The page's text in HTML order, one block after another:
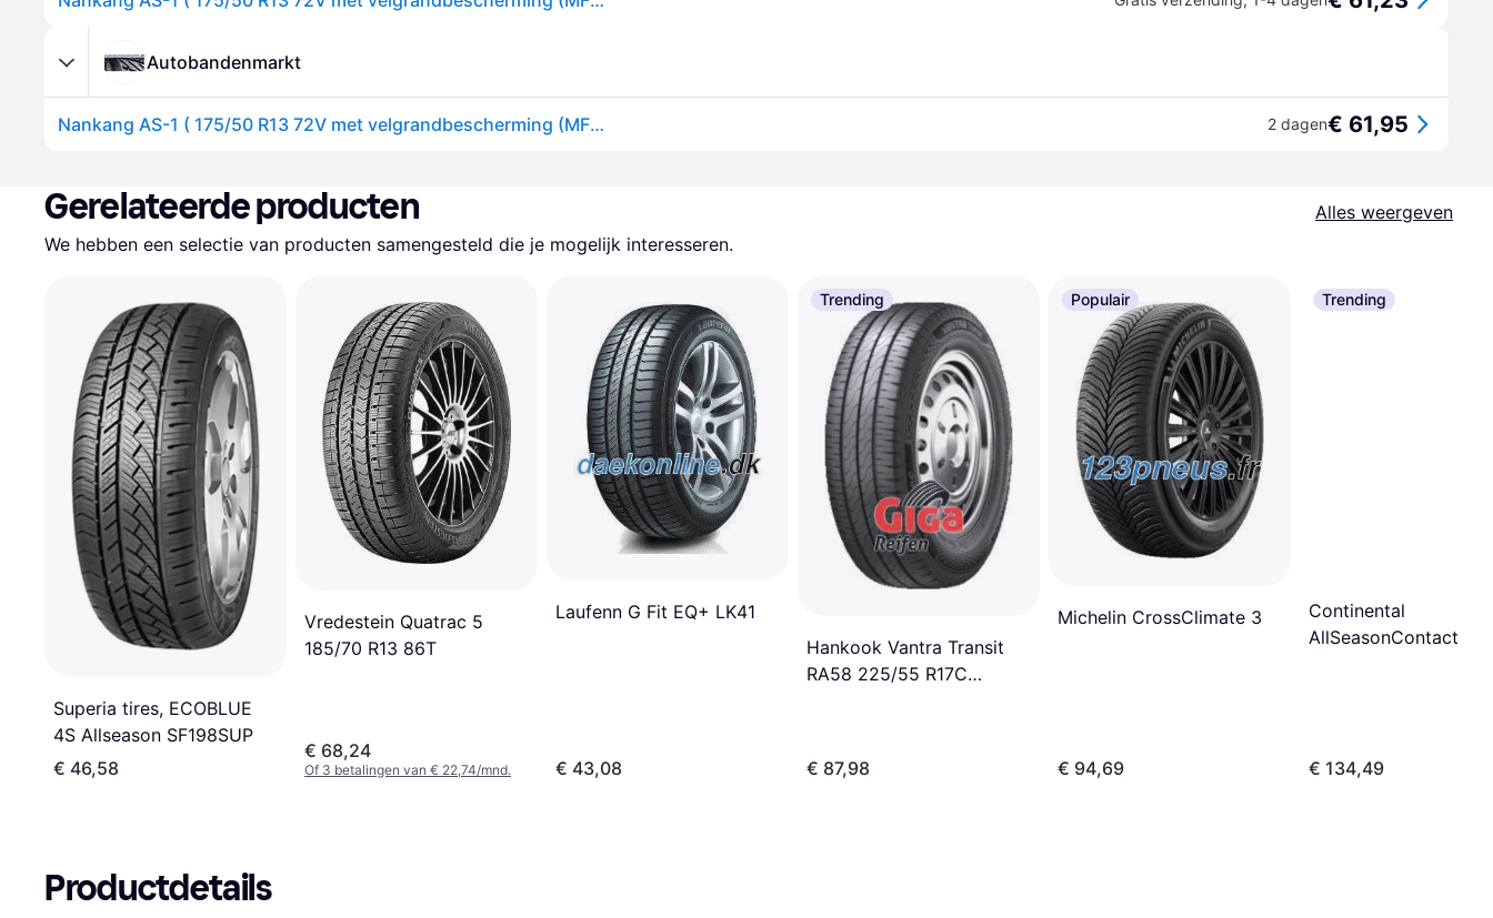
Autobandenmarkt
Nankang AS-1 ( 175/50 R13 72V met velgrandbescherming (MFS) ) 2 dagen€ 61,95
Gerelateerde producten
Alles weergeven
We hebben een selectie van producten samengesteld die je mogelijk interesseren.
Superia tires, ECOBLUE
4S Allseason SF198SUP
€ 46,58
Vredestein Quatrac 5
185/70 R13 86T
€ 68,24
Of 3 betalingen van € 22,74/mnd.
Laufenn G Fit EQ+ LK41
€ 43,08
Trending
Hankook Vantra Transit
RA58 225/55 R17C
€ 87,98
Populair
Michelin CrossClimate 3
€ 94,69
Trending
Continental
AllSeasonContact 2
€ 134,49
Productdetails